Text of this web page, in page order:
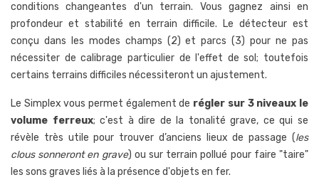
conditions changeantes d'un terrain. Vous gagnez ainsi en
profondeur et stabilité en terrain difficile. Le détecteur est
conçu dans les modes champs (2) et parcs (3) pour ne pas
nécessiter de calibrage particulier de l'effet de sol; toutefois
certains terrains difficiles nécessiteront un ajustement.
Le Simplex vous permet également de régler sur 3 niveaux le
volume ferreux; c'est à dire de la tonalité grave, ce qui se
révèle très utile pour trouver d’anciens lieux de passage (les
clous sonneront en grave) ou sur terrain pollué pour faire "taire"
les sons graves liés à la présence d'objets en fer.